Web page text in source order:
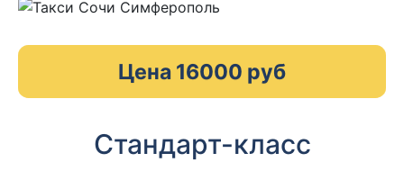
Цена 16000 руб
Стандарт-класс